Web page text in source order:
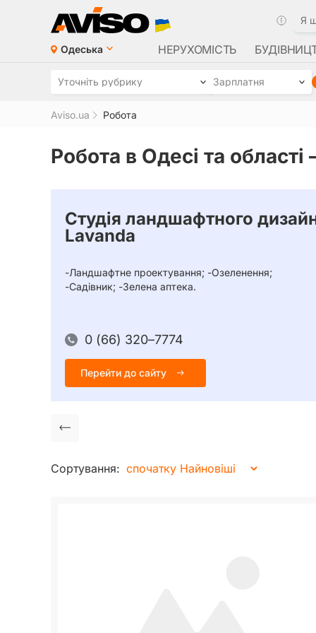
Одеська НЕРУХОМІСТЬ
Уточніть рубрику Зарплатня
Aviso.ua Робота
Робота в Одесі та області
Студія ландшафтного
Lavanda
-Ландшафтне проектування; -Озеленення;
-Садівник; -Зелена аптека.
0 (66) 320–7774
Перейти до сайту
Сортування: